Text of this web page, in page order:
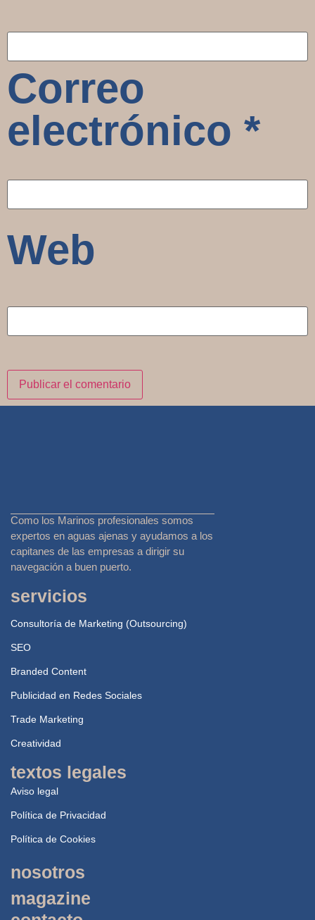
Correo
electrónico *
Web
Como los Marinos profesionales somos
expertos en aguas ajenas y ayudamos a los
capitanes de las empresas a dirigir su
navegación a buen puerto.
servicios
Consultoría de Marketing (Outsourcing)
SEO
Branded Content
Publicidad en Redes Sociales
Trade Marketing
Creatividad
Aviso legal
Política de Privacidad
Política de Cookies
nosotros
magazine
textos legales